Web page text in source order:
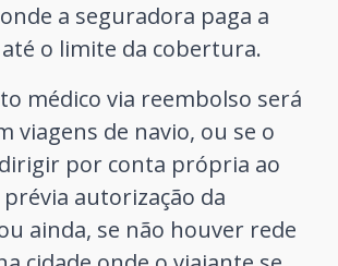
a seguradora paga a
o limite da cobertura.
médico via reembolso será
viagens de navio, ou se o
por conta própria ao
autorização da
ainda, se não houver rede